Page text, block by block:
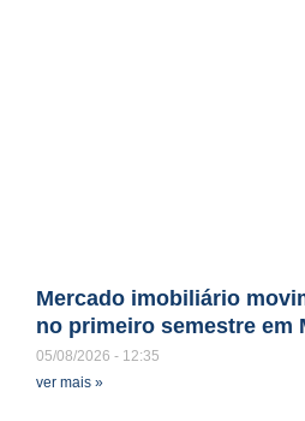
Mercado imobiliário
no primeiro semestre em
05/08/2026
12:35
ver mais »